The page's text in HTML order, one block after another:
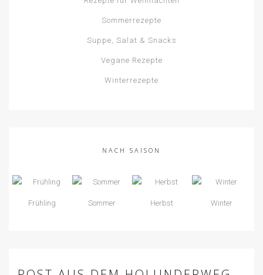
Sommerrezepte
Suppe, Salat & Snacks
Vegane Rezepte
Winterrezepte
NACH SAISON
Frühling Sommer Herbst Winter